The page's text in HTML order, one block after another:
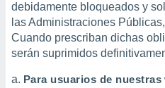
debidamente bloqueados y
las Administraciones
Cuando prescriban dichas
serán suprimidos
Para usuarios de